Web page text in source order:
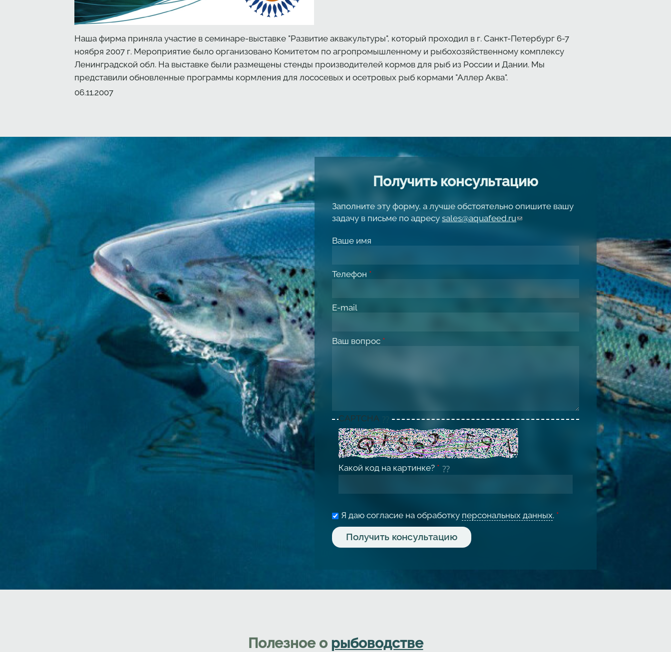
Наша фирма приняла участие в семинаре-выставке "Развитие аквакультуры", который проходил в г. Санкт-Петербург 6-7
ноября 2007 г. Мероприятие было организовано Комитетом по агропромышленному и рыбохозяйственному комплексу
Ленинградской обл. На выставке были размещены стенды производителей кормов для рыб из России и Дании. Мы
представили обновленные программы кормления для лососевых и осетровых рыб кормами "Аллер Аква".
Создано
06.11.2007
Получить консультацию
Заполните эту форму, а лучше обстоятельно опишите вашу
задачу в письме по адресуsales@aquafeed.ru(link sends e-mail)
Ваше имя
Телефон *
E-mail
Ваш вопрос *
CAPTCHA
Какой код на картинке? *
Я даю согласие на обработку персональных данных. *
Полезное о рыбоводстве